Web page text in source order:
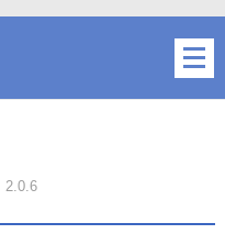
2.0.6